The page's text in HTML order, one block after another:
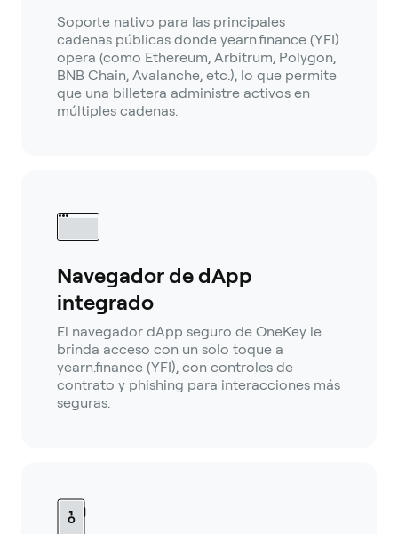
Soporte nativo para las principales
cadenas públicas donde yearn.finance (YFI)
opera (como Ethereum, Arbitrum, Polygon,
BNB Chain, Avalanche, etc.), lo que permite
que una billetera administre activos en
múltiples cadenas.
Navegador de dApp
integrado
El navegador dApp seguro de OneKey le
brinda acceso con un solo toque a
yearn.finance (YFI), con controles de
contrato y phishing para interacciones más
seguras.